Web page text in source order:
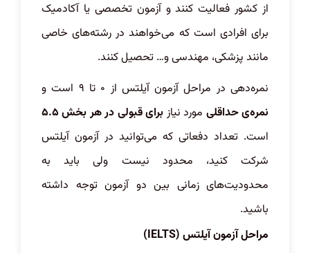
از کشور فعالیت کنند و آزمون تخصصی یا آکادمیک
برای افرادی است که می‌خواهند در رشته‌های خاصی
مانند پزشکی، مهندسی و… تحصیل کنند.
نمره‌دهی در مراحل آزمون آیلتس از ۰ تا ۹ است و
نمره‌ی حداقلی مورد نیاز برای قبولی در هر بخش ۵.۵
است. تعداد دفعاتی که می‌توانید در آزمون آیلتس
شرکت کنید، محدود نیست ولی باید به
محدودیت‌های زمانی بین دو آزمون توجه داشته
باشید.
مراحل آزمون آیلتس (IELTS)